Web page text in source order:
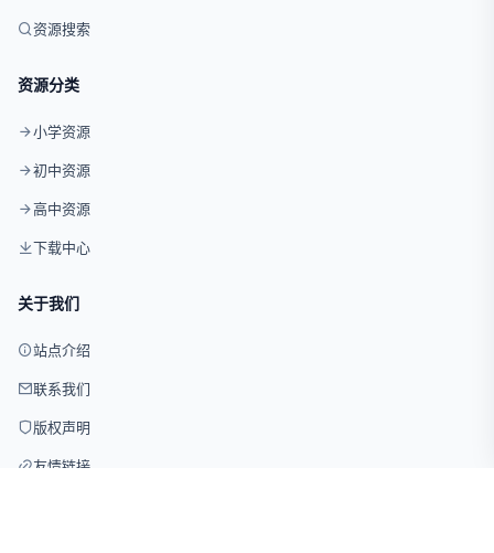
资源搜索
资源分类
小学资源
初中资源
高中资源
下载中心
关于我们
站点介绍
联系我们
版权声明
友情链接